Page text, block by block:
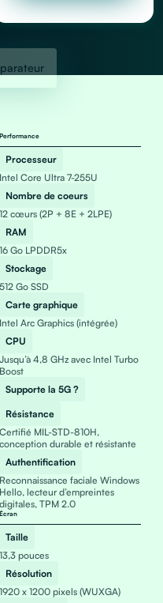
Performance
Processeur
Intel Core Ultra 7-255U
Nombre de coeurs
12 cœurs (2P + 8E + 2LPE)
RAM
16 Go LPDDR5x
Stockage
512 Go SSD
Carte graphique
Intel Arc Graphics (intégrée)
CPU
Jusqu’à 4,8 GHz avec Intel Turbo
Boost
Supporte la 5G ?
Résistance
Certifié MIL-STD-810H,
conception durable et résistante
Authentification
Reconnaissance faciale Windows
Hello, lecteur d’empreintes
digitales, TPM 2.0
Écran
Taille
13,3 pouces
Résolution
1920 x 1200 pixels (WUXGA)